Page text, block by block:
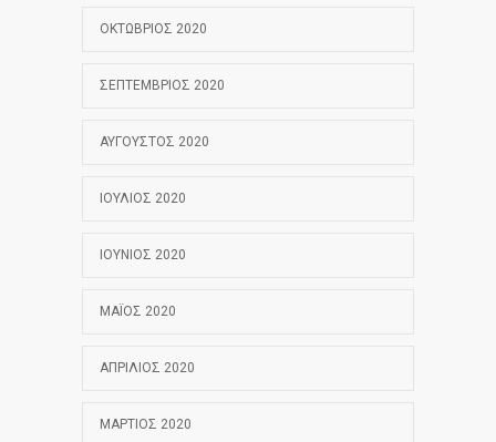
ΟΚΤΏΒΡΙΟΣ 2020
ΣΕΠΤΈΜΒΡΙΟΣ 2020
ΑΎΓΟΥΣΤΟΣ 2020
ΙΟΎΛΙΟΣ 2020
ΙΟΎΝΙΟΣ 2020
ΜΆΙΟΣ 2020
ΑΠΡΊΛΙΟΣ 2020
ΜΆΡΤΙΟΣ 2020